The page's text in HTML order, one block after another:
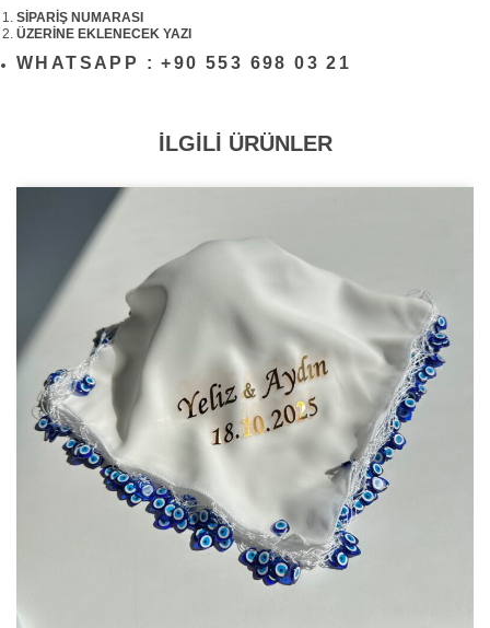
SİPARİŞ NUMARASI
ÜZERİNE EKLENECEK YAZI
WHATSAPP : +90 553 698 03 21
İLGİLİ ÜRÜNLER